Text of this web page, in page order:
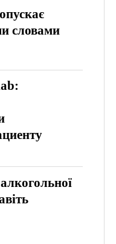
словами